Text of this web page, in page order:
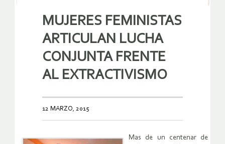
MUJERES FEMINISTAS
ARTICULAN LUCHA
CONJUNTA FRENTE
AL EXTRACTIVISMO
12 MARZO, 2015
Mas de un centenar de